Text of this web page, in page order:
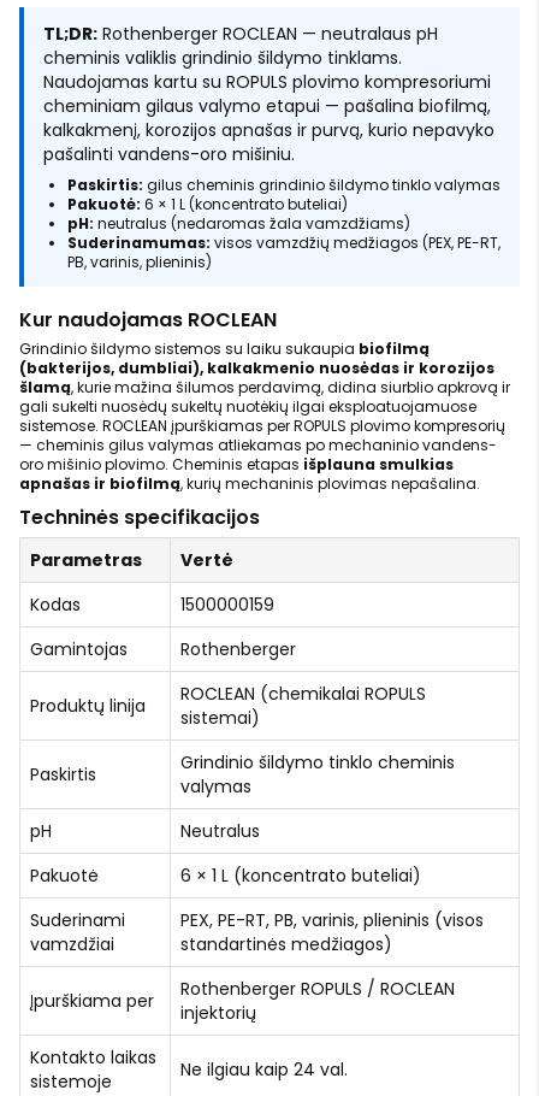
TL;DR: Rothenberger ROCLEAN — neutralaus pH
cheminis valiklis grindinio šildymo tinklams.
Naudojamas kartu su ROPULS plovimo kompresoriumi
cheminiam gilaus valymo etapui — pašalina biofilmą,
kalkakmenį, korozijos apnašas ir purvą, kurio nepavyko
pašalinti vandens-oro mišiniu.
Paskirtis: gilus cheminis grindinio šildymo tinklo valymas
Pakuotė: 6 × 1 L (koncentrato buteliai)
pH: neutralus (nedaromas žala vamzdžiams)
Suderinamumas: visos vamzdžių medžiagos (PEX, PE-RT,
PB, varinis, plieninis)
Kur naudojamas ROCLEAN
Grindinio šildymo sistemos su laiku sukaupia biofilmą
(bakterijos, dumbliai), kalkakmenio nuosėdas ir korozijos
šlamą, kurie mažina šilumos perdavimą, didina siurblio apkrovą ir
gali sukelti nuosėdų sukeltų nuotėkių ilgai eksploatuojamuose
sistemose. ROCLEAN įpurškiamas per ROPULS plovimo kompresorių
— cheminis gilus valymas atliekamas po mechaninio vandens-
oro mišinio plovimo. Cheminis etapas išplauna smulkias
apnašas ir biofilmą, kurių mechaninis plovimas nepašalina.
Techninės specifikacijos
Parametras
Vertė
Kodas
1500000159
Gamintojas
Rothenberger
Produktų linija
ROCLEAN (chemikalai ROPULS
sistemai)
Paskirtis
Grindinio šildymo tinklo cheminis
valymas
pH
Neutralus
Pakuotė
6 × 1 L (koncentrato buteliai)
Suderinami
vamzdžiai
PEX, PE-RT, PB, varinis, plieninis (visos
standartinės medžiagos)
Įpurškiama per
Rothenberger ROPULS / ROCLEAN
injektorių
Kontakto laikas
sistemoje
Ne ilgiau kaip 24 val.